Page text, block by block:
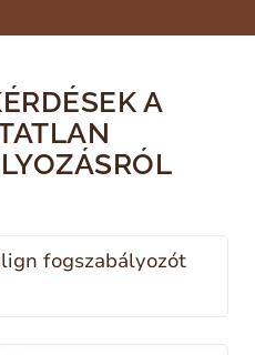
A
fogszabályozót